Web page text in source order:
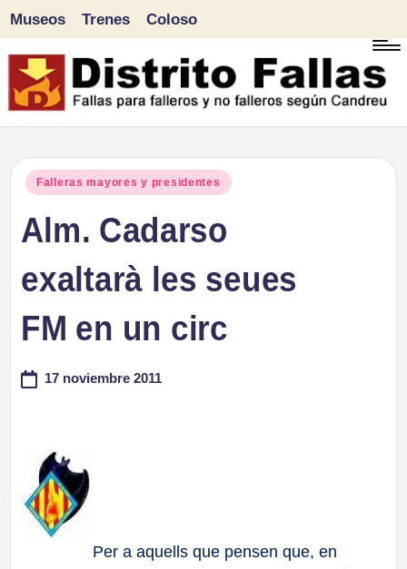
Saltar
al
Museos Trenes Coloso
Publicado
Falleras mayores y presidentes
Alm. Cadarso
exaltarà les seues
FM en un circ
17 noviembre 2011
Per a aquells que pensen que, en